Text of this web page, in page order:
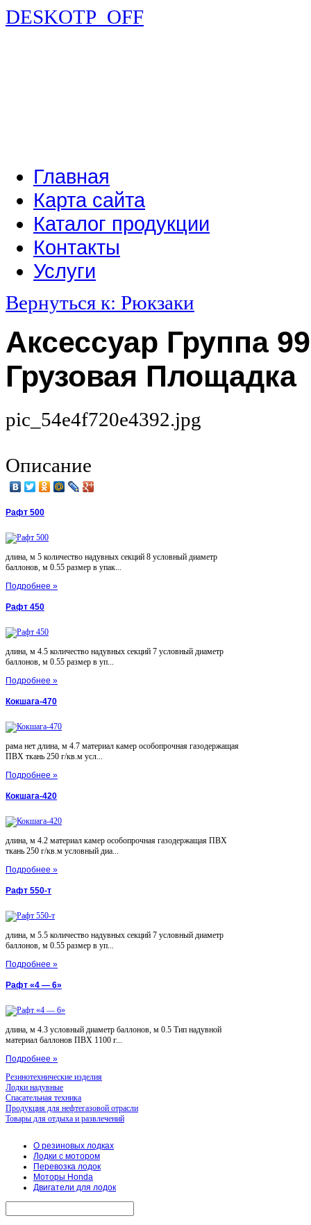
DESKOTP_OFF
Главная
Карта сайта
Каталог продукции
Контакты
Услуги
Вернуться к: Рюкзаки
Аксессуар Группа
Грузовая Площадка
pic_54e4f720e4392.jpg
Описание
Рафт 500
длина, м 5 количество надувных секций 8 условный диаметр
баллонов, м 0.55 размер в упак...
Подробнее »
Рафт 450
длина, м 4.5 количество надувных секций 7 условный диаметр
баллонов, м 0.55 размер в уп...
Подробнее »
Кокшага-470
рама нет длина, м 4.7 материал камер особопрочная газодержащая
ПВХ ткань 250 г/кв.м усл...
Подробнее »
Кокшага-420
длина, м 4.2 материал камер особопрочная газодержащая ПВХ
ткань 250 г/кв.м условный диа...
Подробнее »
Рафт 550-т
длина, м 5.5 количество надувных секций 7 условный диаметр
баллонов, м 0.55 размер в уп...
Подробнее »
Рафт «4 — 6»
длина, м 4.3 условный диаметр баллонов, м 0.5 Тип надувной
материал баллонов ПВХ 1100 г...
Подробнее »
Резинотехнические изделия
Лодки надувные
Спасательная техника
Продукция для нефтегазовой отрасли
Товары для отдыха и развлечений
О резиновых лодках
Лодки с мотором
Перевозка лодок
Моторы Honda
Двигатели для лодок